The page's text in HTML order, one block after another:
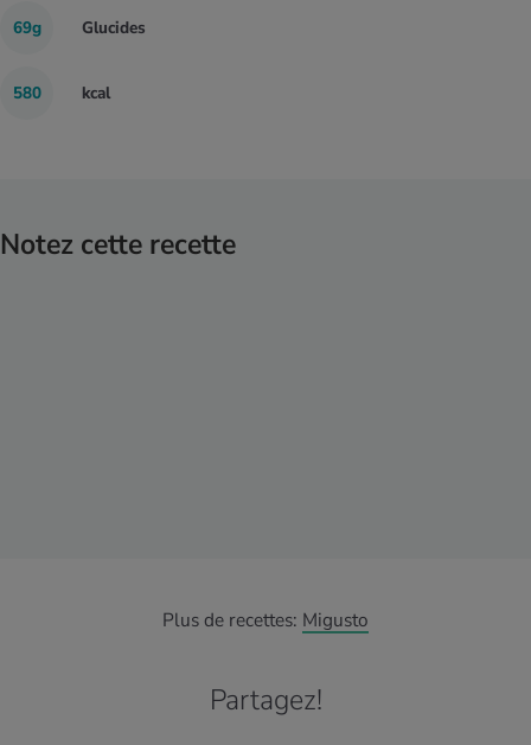
69g Glucides
580 kcal
Notez cette recette
Plus de recettes: Migusto
Partagez!